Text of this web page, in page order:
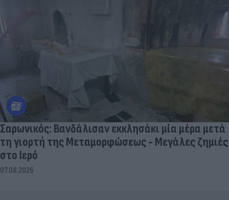
Σαρωνικός: Βανδάλισαν εκκλησάκι μία μέρα μετά
τη γιορτή της Μεταμορφώσεως - Μεγάλες ζημιές
στο Ιερό
07.08.2026